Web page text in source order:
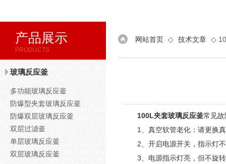
网站首页 ◇ 技术文章 ◇
100L夹套玻璃反应釜常见故
1、真空软管老化：请更换真
2、开启电源开关，指示灯不
3、电源指示灯亮，但不旋转
产品展示
PRODUCTS
玻璃反应釜
多功能玻璃反应釜
防爆型夹套玻璃反应釜
防爆双层玻璃反应釜
双层过滤釜
单层玻璃反应釜
双层玻璃反应釜